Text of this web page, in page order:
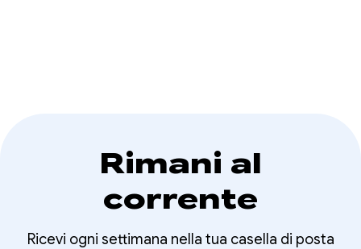
Rimani al
corrente
Ricevi ogni settimana nella tua casella di posta